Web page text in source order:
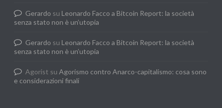
Gerardo su Leonardo Facco a Bitcoin Report: la società
senza stato non è un’utopia
Gerardo su Leonardo Facco a Bitcoin Report: la società
senza stato non è un’utopia
Agorist suAgorismo contro Anarco-capitalismo: cosa sono
e considerazioni finali